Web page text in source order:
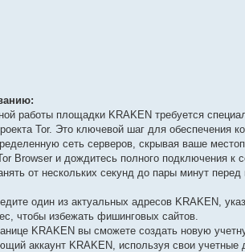
работы площадки KRAKEN требуется
Tor. Это ключевой шаг для обеспечения
сеть серверов, скрывая ваше
Browser и дождитесь полного подключения к
от нескольких секунд до пары минут
один из актуальных адресов KRAKEN,
чтобы избежать фишинговых сайтов.
KRAKEN вы сможете создать новую
аккаунт KRAKEN, используя свои учетные